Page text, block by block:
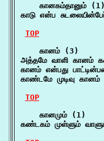
கானகம்தானும்
காடு என்ப
TOP
    கானம் (3)
அத்தமே வாளி கானம்
கானம் என்பது
காண்டமே முடிவு
TOP
    கானமும் (1)
கண்டகம் முள்ளும்